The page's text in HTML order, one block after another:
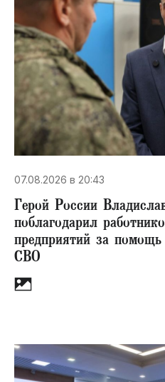
07.08.2026 в 20:43
Герой России
поблагодарил
предприятий за помощь
СВО